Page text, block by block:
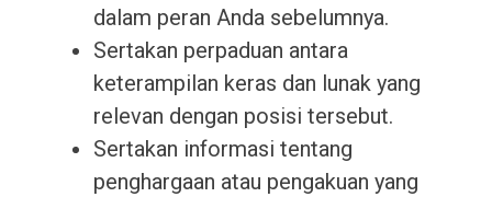
dalam peran Anda sebelumnya.
Sertakan perpaduan antara
keterampilan keras dan lunak yang
relevan dengan posisi tersebut.
Sertakan informasi tentang
penghargaan atau pengakuan yang